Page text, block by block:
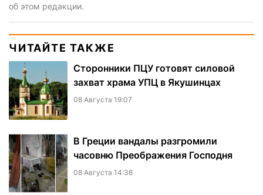
об этом редакции.
ЧИТАЙТЕ ТАКЖЕ
Сторонники ПЦУ готовят силовой
захват храма УПЦ в Якушинцах
08 Августа 19:07
В Греции вандалы разгромили
часовню Преображения Господня
08 Августа 14:38